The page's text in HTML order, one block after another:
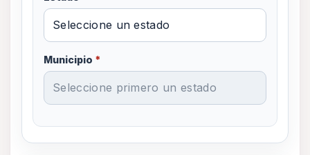
Municipio *